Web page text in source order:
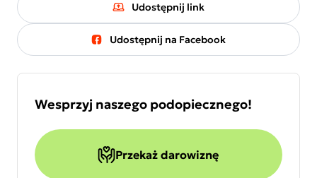
Udostępnij link
Udostępnij na Facebook
Wesprzyj naszego podopiecznego!
Przekaż darowiznę